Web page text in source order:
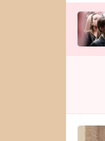
HOROSKOP NA